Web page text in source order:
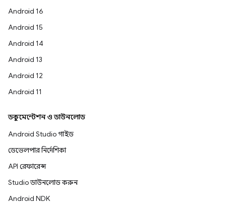
Android 16
Android 15
Android 14
Android 13
Android 12
Android 11
ডকুমেন্টেশন ও ডাউনলোড
Android Studio গাইড
ডেভেলপার নির্দেশিকা
API রেফারেন্স
Studio ডাউনলোড করুন
Android NDK